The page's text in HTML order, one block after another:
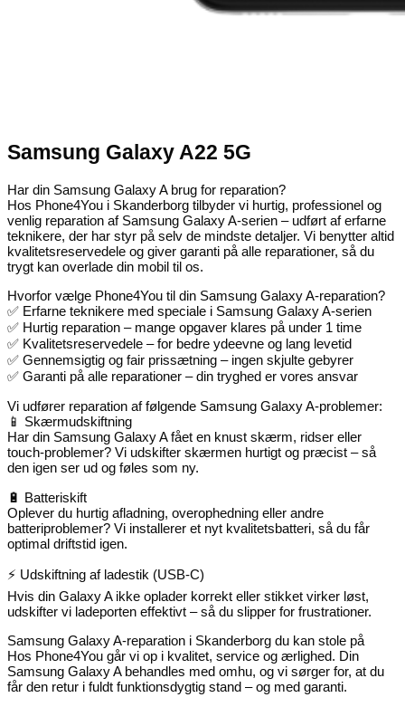
Samsung Galaxy A22 5G
Har din Samsung Galaxy A brug for reparation?
Hos Phone4You i Skanderborg tilbyder vi hurtig, professionel og
venlig reparation af Samsung Galaxy A-serien – udført af erfarne
teknikere, der har styr på selv de mindste detaljer. Vi benytter altid
kvalitetsreservedele og giver garanti på alle reparationer, så du
trygt kan overlade din mobil til os.
Hvorfor vælge Phone4You til din Samsung Galaxy A-reparation?
✅ Erfarne teknikere med speciale i Samsung Galaxy A-serien
✅ Hurtig reparation – mange opgaver klares på under 1 time
✅ Kvalitetsreservedele – for bedre ydeevne og lang levetid
✅ Gennemsigtig og fair prissætning – ingen skjulte gebyrer
✅ Garanti på alle reparationer – din tryghed er vores ansvar
Vi udfører reparation af følgende Samsung Galaxy A-problemer:
📱 Skærmudskiftning
Har din Samsung Galaxy A fået en knust skærm, ridser eller
touch-problemer? Vi udskifter skærmen hurtigt og præcist – så
den igen ser ud og føles som ny.
🔋 Batteriskift
Oplever du hurtig afladning, overophedning eller andre
batteriproblemer? Vi installerer et nyt kvalitetsbatteri, så du får
optimal driftstid igen.
⚡ Udskiftning af ladestik (USB-C)
Hvis din Galaxy A ikke oplader korrekt eller stikket virker løst,
udskifter vi ladeporten effektivt – så du slipper for frustrationer.
Samsung Galaxy A-reparation i Skanderborg du kan stole på
Hos Phone4You går vi op i kvalitet, service og ærlighed. Din
Samsung Galaxy A behandles med omhu, og vi sørger for, at du
får den retur i fuldt funktionsdygtig stand – og med garanti.